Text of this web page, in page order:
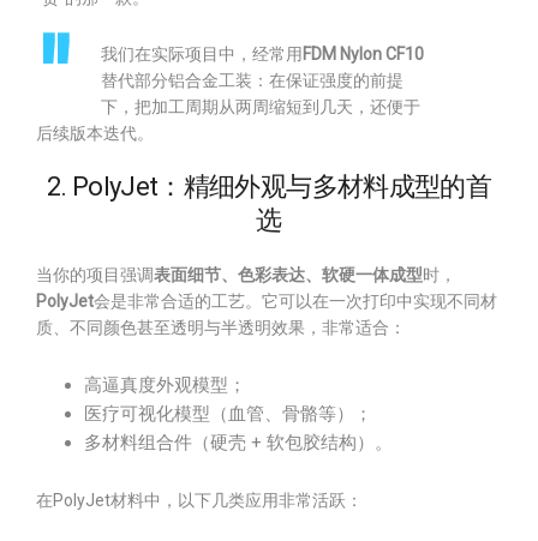
我们在实际项目中，经常用 FDM Nylon CF10
替代部分铝合金工装：在保证强度的前提
下，把加工周期从两周缩短到几天，还便于
后续版本迭代。
2. PolyJet：精细外观与多材料成型的首
选
当你的项目强调表面细节、色彩表达、软硬一体成型时，
PolyJet会是非常合适的工艺。它可以在一次打印中实现不同材
质、不同颜色甚至透明与半透明效果，非常适合：
高逼真度外观模型；
医疗可视化模型（血管、骨骼等）；
多材料组合件（硬壳 + 软包胶结构）。
在PolyJet材料中，以下几类应用非常活跃：